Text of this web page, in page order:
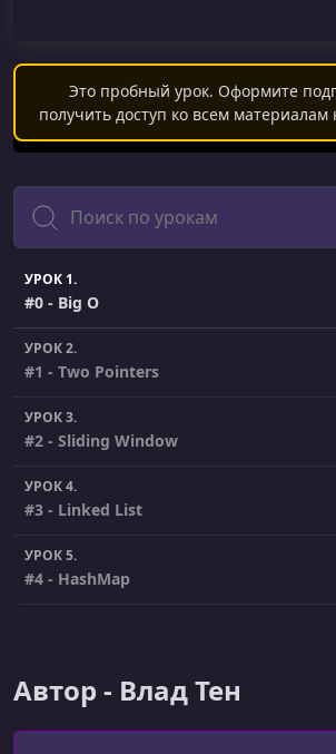
Это пробный урок. Оформите
получить доступ ко всем материалам
Поиск
УРОК 1.
#0 - Big O
УРОК 2.
#1 - Two Pointers
УРОК 3.
#2 - Sliding Window
УРОК 4.
#3 - Linked List
УРОК 5.
#4 - HashMap
УРОК 7.
Автор - Влад Тен